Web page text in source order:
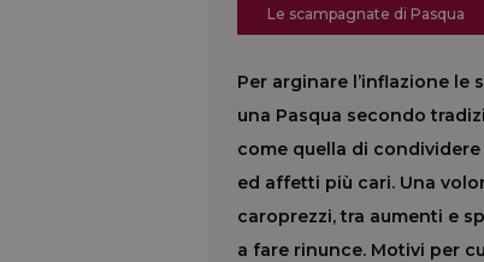
Le scampagnate di Pasqua
Per arginare l’inflazione
una Pasqua secondo
come quella di
ed affetti più cari. Una
caroprezzi, tra aumenti e
a fare rinunce. Motivi per